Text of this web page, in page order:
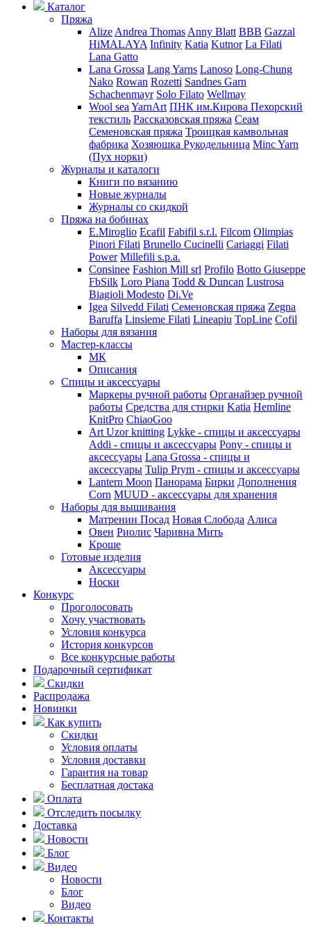
Каталог
Пряжа
Alize Andrea Thomas Anny Blatt BBB Gazzal
HiMALAYA Infinity Katia Kutnor La Filati
Lana Gatto
Lana Grossa Lang Yarns Lanoso Long-Chung
Nako Rowan Rozetti Sandnes Garn
Schachenmayr Solo Filato Wellmay
Wool sea YarnArt ПНК им.Кирова Пехорский
текстиль Рассказовская пряжа Сеам
Семеновская пряжа Троицкая камвольная
фабрика Хозяюшка Рукодельница Minc Yarn
(Пух норки)
Журналы и каталоги
Книги по вязанию
Новые журналы
Журналы со скидкой
Пряжа на бобинах
E.Miroglio Ecafil Fabifil s.r.l. Filcom Olimpias
Pinori Filati Brunello Cucinelli Cariaggi Filati
Power Millefili s.p.a.
Consinee Fashion Mill srl Profilo Botto Giuseppe
FbSilk Loro Piana Todd & Duncan Lustrosa
Biagioli Modesto Di.Ve
Igea Silvedd Filati Семеновская пряжа Zegna
Baruffa Linsieme Filati Lineapiu TopLine Cofil
Наборы для вязания
Мастер-классы
МК
Описания
Спицы и аксессуары
Маркеры ручной работы Органайзер ручной
работы Средства для стирки Katia Hemline
KnitPro ChiaoGoo
Art Uzor knitting Lykke - спицы и аксессуары
Addi - спицы и аксессуары Pony - спицы и
аксессуары Lana Grossa - спицы и
аксессуары Tulip Prym - спицы и аксессуары
Lantern Moon Панорама Бирки Дополнения
Corn MUUD - аксессуары для хранения
Наборы для вышивания
Матренин Посад Новая Слобода Алиса
Овен Риолис Чаривна Мить
Кроше
Готовые изделия
Аксессуары
Носки
Конкурс
Проголосовать
Хочу участвовать
Условия конкурса
История конкурсов
Все конкурсные работы
Подарочный сертификат
Скидки
Распродажа
Новинки
Как купить
Скидки
Условия оплаты
Условия доставки
Гарантия на товар
Бесплатная достака
Оплата
Отследить посылку
Доставка
Новости
Блог
Видео
Новости
Блог
Видео
Контакты